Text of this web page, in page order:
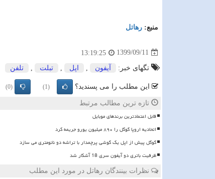
منبع: رهاتل
1399/09/11
13:19:25
تگهای خبر: آیفون اپل تبلت تلفن
این مطلب را می پسندید؟ (1)
(0)
تازه ترین مطالب مرتبط
قابل اعتمادترین برندهای موبایل
اتحادیه اروپا گوگل را ۸۹۰ میلیون یورو جریمه کرد
گوگل پیش از اپل یک گوشی پرچمدار با تراشه دو نانومتری می سازد
ظرفیت باتری دو آیفون سری 18 آشکار شد
نظرات بینندگان رهاتل در مورد این مطلب